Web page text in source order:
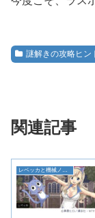
謎解きの攻略ヒン
関連記事